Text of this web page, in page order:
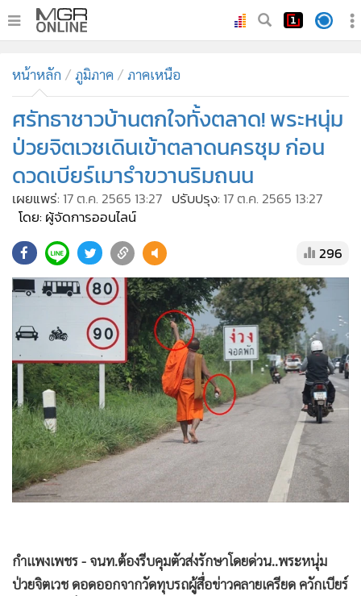
ทันเหตุการณ์
• ภาคใต้
• ภูมิภาค
Online Section
• บันเทิง
ผู้จัดการรายวัน
• ละคร
• CbizReview
• ผู้จัดกวน
• Good health & Well-being
• Green Innovation & SD
• Management & HR
• MGR Live
• Infographic
• การเมือง
• ต่างประเทศ
• Special Scoop
หน้าหลัก ภูมิภาค ภาคเหนือ
ศรัทธาชาวบ้านตกใจทั้งตลาด! พระหนุ่ม
ป่วยจิตเวชเดินเข้าตลาดนครชุม ก่อน
ดวดเบียร์เมารำขวานริมถนน
เผยแพร่: 17 ต.ค. 2565 13:27 ปรับปรุง: 17 ต.ค. 2565 13:27
โดย: ผู้จัดการออนไลน์
296
กำแพงเพชร - จนท.ต้องรีบคุมตัวส่งรักษาโดยด่วน..พระหนุ่ม
ป่วยจิตเวช ดอดออกจากวัดทุบรถผู้สื่อข่าวคลายเครียด ควักเบียร์